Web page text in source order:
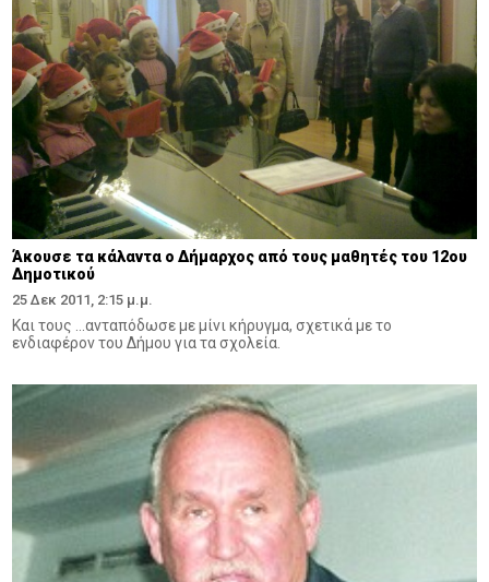
Άκουσε τα κάλαντα ο Δήμαρχος από τους μαθητές του 12ου
Δημοτικού
25 Δεκ 2011, 2:15 μ.μ.
Και τους ...ανταπόδωσε με μίνι κήρυγμα, σχετικά με το
ενδιαφέρον του Δήμου για τα σχολεία.